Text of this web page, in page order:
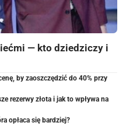
— kto dziedziczy i
by zaoszczędzić do 40% przy
rezerwy złota i jak to wpływa na
opłaca się bardziej?